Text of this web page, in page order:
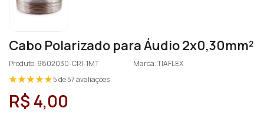
Cabo Polarizado para Áudio 2x0,30mm²
Produto: 9802030-CRI-1MT
Marca: TIAFLEX
5 de 57 avaliações
R$ 4,00